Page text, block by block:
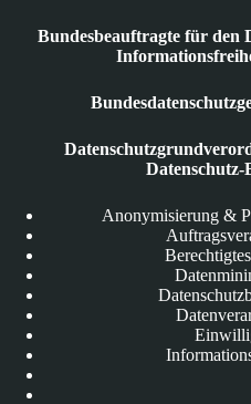
Bundesbeauftragte für den
Datenschutz-
Anonymisierung &